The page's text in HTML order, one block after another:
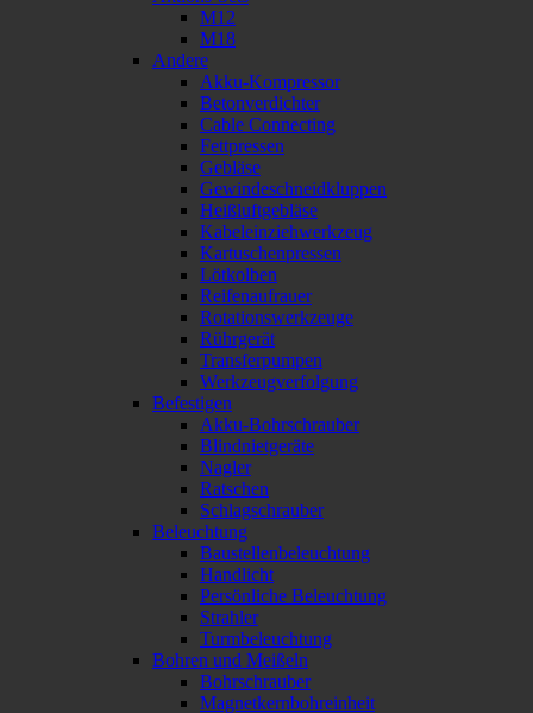
M12
M18
Andere
Akku-Kompressor
Betonverdichter
Cable Connecting
Fettpressen
Gebläse
Gewindeschneidkluppen
Heißluftgebläse
Kabeleinziehwerkzeug
Kartuschenpressen
Lötkolben
Reifenaufrauer
Rotationswerkzeuge
Rührgerät
Transferpumpen
Werkzeugverfolgung
Befestigen
Akku-Bohrschrauber
Blindnietgeräte
Nagler
Ratschen
Schlagschrauber
Beleuchtung
Baustellenbeleuchtung
Handlicht
Persönliche Beleuchtung
Strahler
Turmbeleuchtung
Bohren und Meißeln
Bohrschrauber
Magnetkernbohreinheit